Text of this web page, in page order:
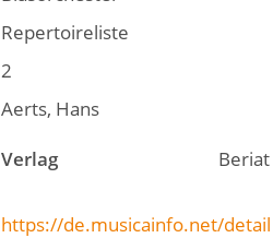
Repertoireliste
2
Aerts, Hans
Verlag
Beriat
https://de.musicainfo.net/detail